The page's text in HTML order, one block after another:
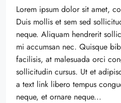
Lorem ipsum dolor sit amet,
Duis mollis et sem sed
neque. Aliquam hendrerit
mi accumsan nec. Quisque
facilisis, at malesuada orci
sollicitudin cursus. Ut et
a text link libero tempus
neque, et ornare neque...